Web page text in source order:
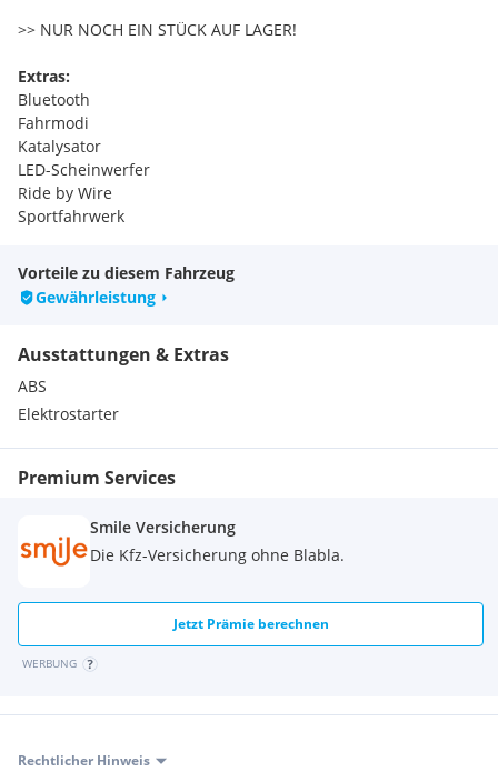
>> NUR NOCH EIN STÜCK AUF LAGER!
Extras:
Bluetooth
Fahrmodi
Katalysator
LED-Scheinwerfer
Ride by Wire
Sportfahrwerk
TFT-Display
Vorteile zu diesem Fahrzeug
Gewährleistung
Ausstattungen & Extras
ABS
Elektrostarter
Premium Services
Smile Versicherung
Die Kfz-Versicherung ohne Blabla.
Jetzt Prämie berechnen
WERBUNG
Rechtlicher Hinweis